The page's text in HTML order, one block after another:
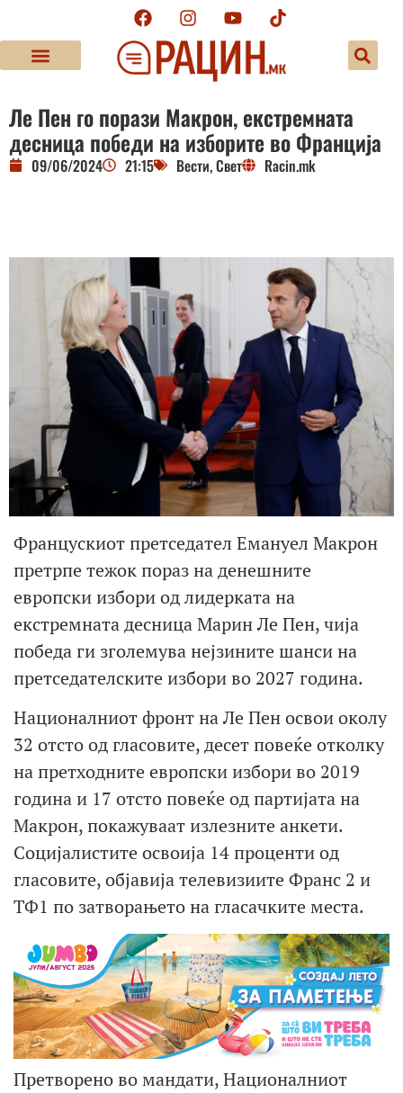
Ле Пен го порази Макрон, екстремната
десница победи на изборите во Франција
09/06/2024 21:15 Вести,Свет Racin.mk
Францускиот претседател Емануел Макрон
претрпе тежок пораз на денешните
европски избори од лидерката на
екстремната десница Марин Ле Пен, чија
победа ги зголемува нејзините шанси на
претседателските избори во 2027 година.
Националниот фронт на Ле Пен освои околу
32 отсто од гласовите, десет повеќе отколку
на претходните европски избори во 2019
година и 17 отсто повеќе од партијата на
Макрон, покажуваат излезните анкети.
Социјалистите освоија 14 проценти од
гласовите, објавија телевизиите Франс 2 и
ТФ1 по затворањето на гласачките места.
Претворено во мандати, Националниот